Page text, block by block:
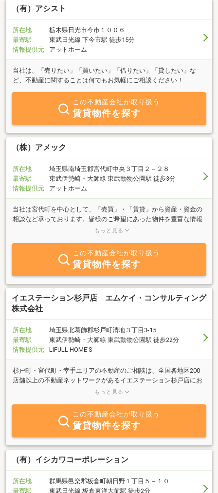
（有）アシスト
所在地
栃木県日光市今市１００６
最寄駅
東武日光線 下今市駅 徒歩15分
情報提供元
アットホーム
当社は、「売りたい」「買いたい」「借りたい」「貸したい」な
ど、不動産に関することは何でもお気軽にご相談ください！
この不動産会社が取り扱う
賃貸物件を探す
（株）アメック
所在地
埼玉県南埼玉郡宮代町中央３丁目２－２８
最寄駅
東武伊勢崎・大師線 東武動物公園駅 徒歩3分
情報提供元
アットホーム
当社は宮代町を中心として、「売買」・「賃貸」から資産・資金の
相談など承っております。皆様のご希望にあった物件を豊富な情報
力でご対応させていただきます。アメック（ａｍｅｘ）とは・・・
適生活のお手伝いをする専門家でありたい。そんな意味が込められ
もっと見る
この不動産会社が取り扱う
賃貸物件を探す
イエステーション杉戸店 エムケイ・コンサルティング
株式会社
所在地
埼玉県北葛飾郡杉戸町清地３丁目3-15
最寄駅
東武伊勢崎・大師線 東武動物公園駅 徒歩22分
情報提供元
LIFULL HOME'S
杉戸町・宮代町・幸手エリアの不動産のご相談は、全国各地区200
店舗以上の不動産ネットワークがあるイエステーション杉戸店にお
任せください。お客様のお役に立てるよう、全力で努めて参りま
もっと見る
この不動産会社が取り扱う
賃貸物件を探す
（有）イシカワコーポレーション
所在地
群馬県邑楽郡板倉町朝日野１丁目５－１０
最寄駅
東武日光線 板倉東洋大前駅 徒歩2分